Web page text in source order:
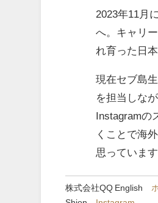
2023年11月
へ。キャリ
れ育った日
現在セブ島
を担当しな
Instagramの
くことで海
思っています
株式会社QQ English